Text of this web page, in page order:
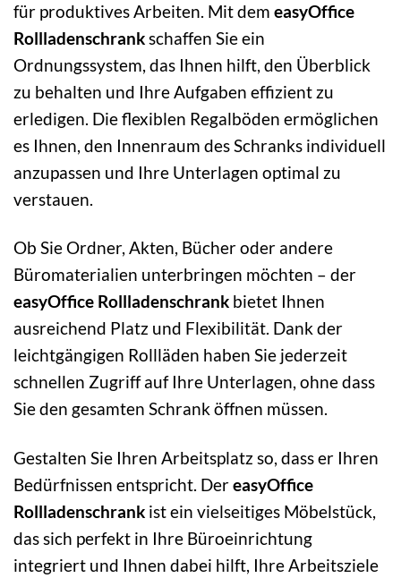
für produktives Arbeiten. Mit dem easyOffice
Rollladenschrank schaffen Sie ein
Ordnungssystem, das Ihnen hilft, den Überblick
zu behalten und Ihre Aufgaben effizient zu
erledigen. Die flexiblen Regalböden ermöglichen
es Ihnen, den Innenraum des Schranks individuell
anzupassen und Ihre Unterlagen optimal zu
verstauen.
Ob Sie Ordner, Akten, Bücher oder andere
Büromaterialien unterbringen möchten – der
easyOffice Rollladenschrank bietet Ihnen
ausreichend Platz und Flexibilität. Dank der
leichtgängigen Rollläden haben Sie jederzeit
schnellen Zugriff auf Ihre Unterlagen, ohne dass
Sie den gesamten Schrank öffnen müssen.
Gestalten Sie Ihren Arbeitsplatz so, dass er Ihren
Bedürfnissen entspricht. DereasyOffice
Rollladenschrank ist ein vielseitiges Möbelstück,
das sich perfekt in Ihre Büroeinrichtung
integriert und Ihnen dabei hilft, Ihre Arbeitsziele